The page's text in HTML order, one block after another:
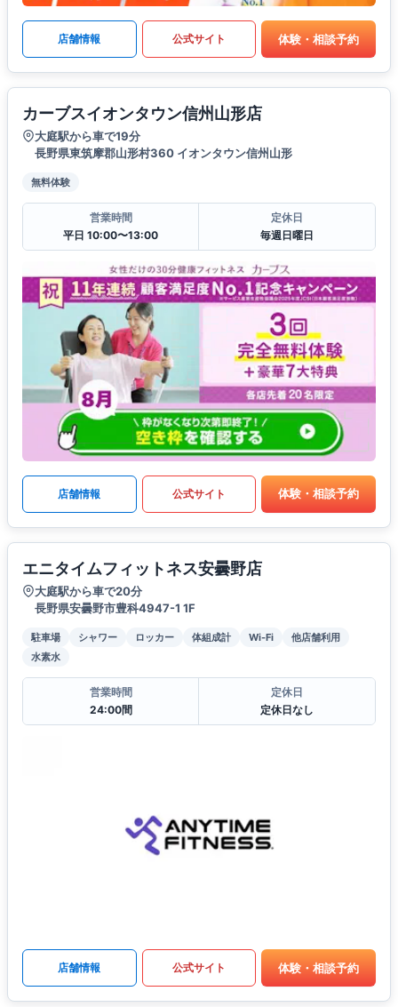
店舗情報 公式サイト 体験・相談予約
カーブスイオンタウン信州山形店
大庭駅から車で19分
長野県東筑摩郡山形村360 イオンタウン信州山形
無料体験
営業時間
平日 10:00〜13:00
定休日
毎週日曜日
店舗情報 公式サイト 体験・相談予約
エニタイムフィットネス安曇野店
大庭駅から車で20分
長野県安曇野市豊科4947-1 1F
駐車場 シャワー ロッカー 体組成計 Wi-Fi
他店舗利用
水素水
営業時間
24:00間
定休日
定休日なし
店舗情報 公式サイト 体験・相談予約